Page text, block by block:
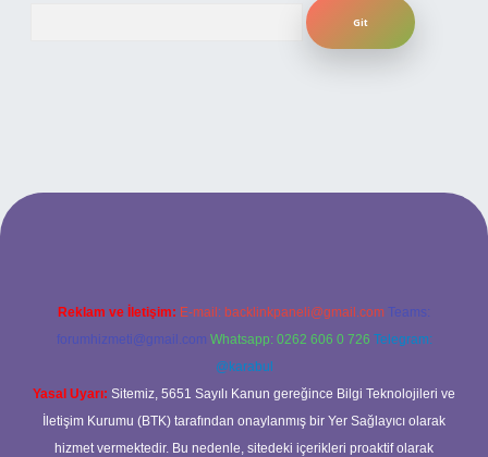
giriş
Reklam ve İletişim: E-mail: backlinkpaneli@gmail.com Teams:
forumhizmeti@gmail.com Whatsapp: 0262 606 0 726 Telegram:
@karabul
Yasal Uyarı: Sitemiz, 5651 Sayılı Kanun gereğince Bilgi Teknolojileri ve
İletişim Kurumu (BTK) tarafından onaylanmış bir Yer Sağlayıcı olarak
hizmet vermektedir. Bu nedenle, sitedeki içerikleri proaktif olarak